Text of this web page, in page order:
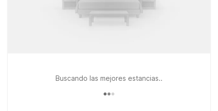
Buscando las mejores estancias..